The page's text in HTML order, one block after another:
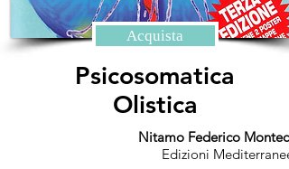
Acquista
Psicosomatica
Olistica
Nitamo Federico
Edizioni Mediterranee